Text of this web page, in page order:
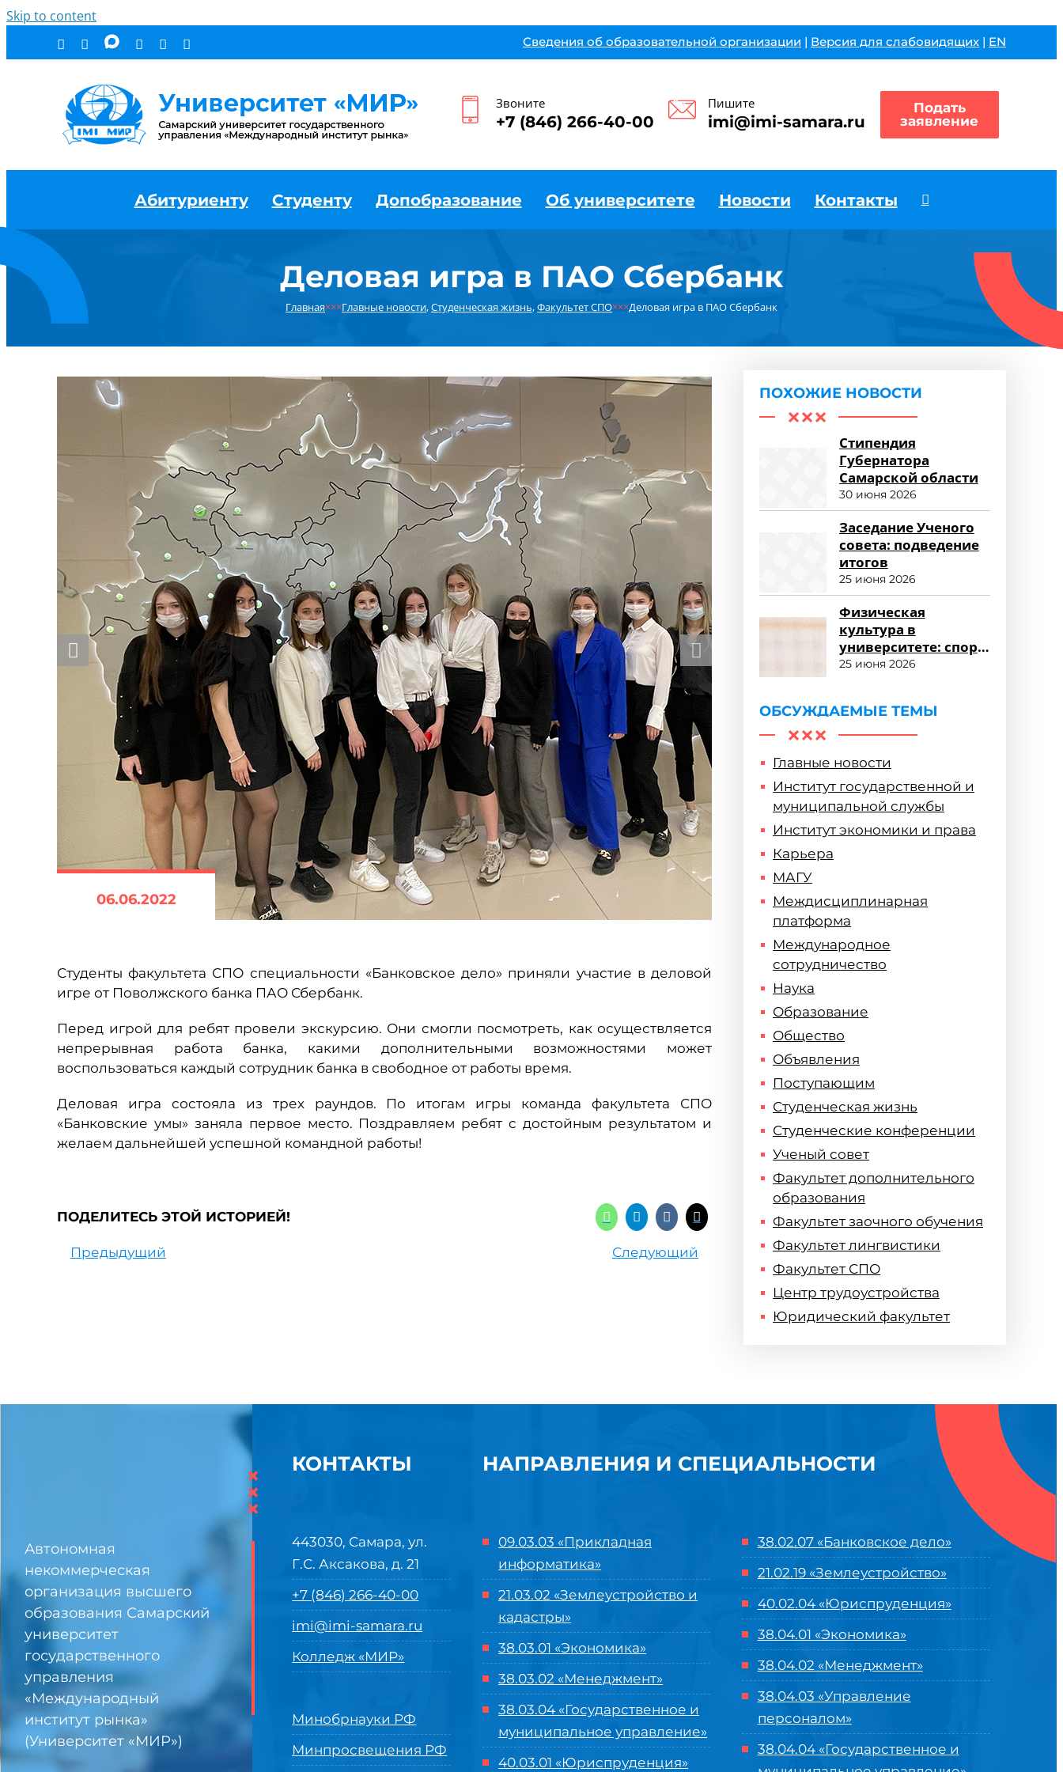
Skip to content
Сведения об образовательной организации | Версия для слабовидящих | EN
Звоните
+7 (846) 266-40-00
Пишите
imi@imi-samara.ru
Подать
заявление
Абитуриенту Студенту Допобразование Об университете Новости Контакты
Деловая игра в ПАО Сбербанк
Главная×××Главные новости,Студенческая жизнь,Факультет СПО×××Деловая игра в ПАО Сбербанк
06.06.2022
Студенты факультета СПО специальности «Банковское дело» приняли участие в деловой
игре от Поволжского банка ПАО Сбербанк.
Перед игрой для ребят провели экскурсию. Они смогли посмотреть, как осуществляется
непрерывная работа банка, какими дополнительными возможностями может
воспользоваться каждый сотрудник банка в свободное от работы время.
Деловая игра состояла из трех раундов. По итогам игры команда факультета СПО
«Банковские умы» заняла первое место. Поздравляем ребят с достойным результатом и
желаем дальнейшей успешной командной работы!
ПОДЕЛИТЕСЬ ЭТОЙ ИСТОРИЕЙ!
Предыдущий Следующий
ПОХОЖИЕ НОВОСТИ
Стипендия
Губернатора
Самарской области
30 июня 2026
Заседание Ученого
совета: подведение
итогов
25 июня 2026
Физическая
культура в
университете: спорт
и здоровый образ
25 июня 2026
ОБСУЖДАЕМЫЕ ТЕМЫ
Главные новости
Институт государственной и
муниципальной службы
Институт экономики и права
Карьера
МАГУ
Междисциплинарная
платформа
Международное
сотрудничество
Наука
Образование
Общество
Объявления
Поступающим
Студенческая жизнь
Студенческие конференции
Ученый совет
Факультет дополнительного
образования
Факультет заочного обучения
Факультет лингвистики
Факультет СПО
Центр трудоустройства
Юридический факультет
Автономная
некоммерческая
организация высшего
образования Самарский
университет
государственного
управления
«Международный
институт рынка»
(Университет «МИР»)
×
×
×
КОНТАКТЫ
443030, Самара, ул.
Г.С. Аксакова, д. 21
+7 (846) 266-40-00
imi@imi-samara.ru
Колледж «МИР»
Минобрнауки РФ
Минпросвещения РФ
НАПРАВЛЕНИЯ И СПЕЦИАЛЬНОСТИ
09.03.03 «Прикладная
информатика»
21.03.02 «Землеустройство и
кадастры»
38.03.01 «Экономика»
38.03.02 «Менеджмент»
38.03.04 «Государственное и
муниципальное управление»
40.03.01 «Юриспруденция»
38.02.07 «Банковское дело»
21.02.19 «Землеустройство»
40.02.04 «Юриспруденция»
38.04.01 «Экономика»
38.04.02 «Менеджмент»
38.04.03 «Управление
персоналом»
38.04.04 «Государственное и